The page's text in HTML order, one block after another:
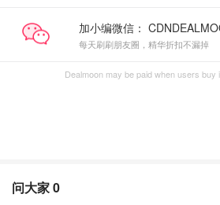
加小编微信：
每天刷刷朋友圈，精华折扣不漏掉
Dealmoon may be paid when users buy
问大家0